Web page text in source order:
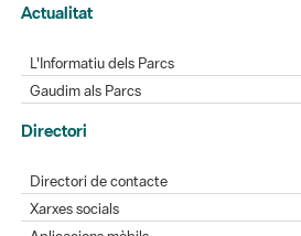
Actualitat
L'Informatiu dels Parcs
Gaudim als Parcs
Directori
Directori de contacte
Xarxes socials